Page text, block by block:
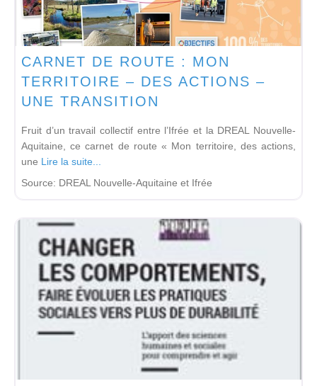
CARNET DE ROUTE : MON
TERRITOIRE – DES ACTIONS –
UNE TRANSITION
Fruit d’un travail collectif entre l’Ifrée et la DREAL Nouvelle-
Aquitaine, ce carnet de route « Mon territoire, des actions,
une Lire la suite...
Source: DREAL Nouvelle-Aquitaine et Ifrée